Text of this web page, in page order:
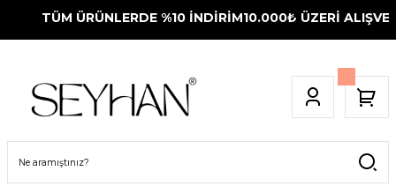
TÜM ÜRÜNLERDE %10 İNDİRİM10.000₺ ÜZERİ